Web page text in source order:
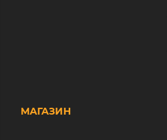
МАГАЗИН